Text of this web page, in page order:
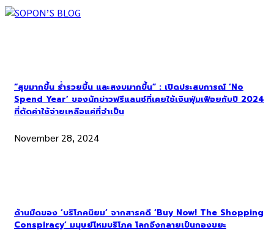
“สุขมากขึ้น ร่ำรวยขึ้น และสงบมากขึ้น” : เปิดประสบการณ์ ‘No
Spend Year’ ของนักข่าวฟรีแลนซ์ที่เคยใช้เงินฟุ่มเฟือยกับปี 2024
ที่ตัดค่าใช้จ่ายเหลือแค่ที่จำเป็น
November 28, 2024
ด้านมืดของ ‘บริโภคนิยม’ จากสารคดี ‘Buy Now! The Shopping
Conspiracy’ มนุษย์โหมบริโภค โลกจึงกลายเป็นกองขยะ